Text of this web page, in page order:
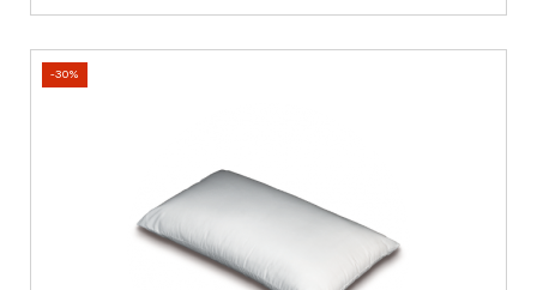
-30%